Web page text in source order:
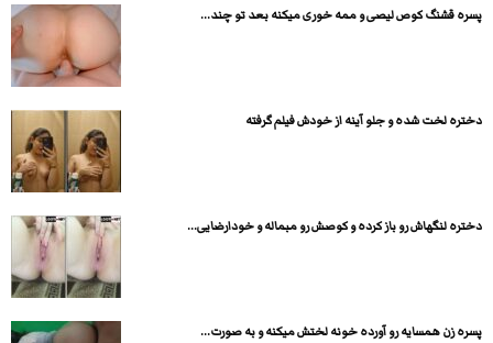
پسره قشنگ کوص لیصی و ممه خوری میکنه بعد تو چند...
دختره لخت شده و جلو آینه از خودش فیلم گرفته
دختره لنگهاش رو باز کرده و کوصش رو مبماله و خودارضایی...
پسره زن همسایه رو آورده خونه لختش میکنه و به صورت...